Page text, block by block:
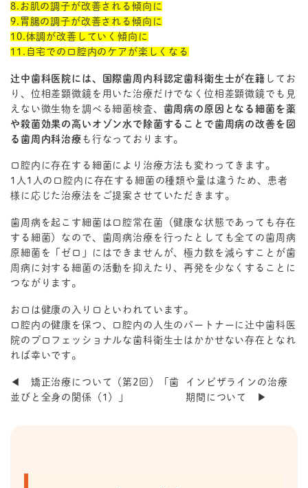
8.お肌の調子が改善される傾向に
9.胃腸の調子が改善される傾向に
10.体調が改善していく傾向に
11.自宅での口腔内のケアが楽しくなる
辻中歯科医院には、国際歯周内科認定歯科衛生士が在籍 してお
り、位相差顕微鏡を用いた治療だけでなく位相差顕微鏡でも見
えない微生物を調べる細菌検査、 歯周病の原因となる細菌を薬
や殺菌効果の高いオゾン水で除菌することで歯周病の改善を図
る歯周内科治療 も行なっております。
口腔内に存在する細菌により治療方法も変わってきます。
1人1人の口腔内に存在する細菌の種類や量は違うため、患者
様に応じた治療法をご提案させていただきます。
歯周病を起こす細菌は口腔常在菌（健康な状態であっても存在
する細菌）なので、歯周病治療を行ったとしても全ての歯周病
原細菌を「ゼロ」にはできませんが、極力数を減らすことが歯
周病に対する細菌の活動を抑えたり、再発を少なくすることに
つながります。
お口は健康の入り口といわれています。
口腔内の健康を保つ、口腔内の人生のパートナーに辻中歯科医
院のプロフェッショナルな歯科衛生士はかかせない存在となれ
れば幸いです。
◀ 矯正治療について（第2回）「歯
並びと全身の関係（1）」
インビザラインの治療
期間について ▶